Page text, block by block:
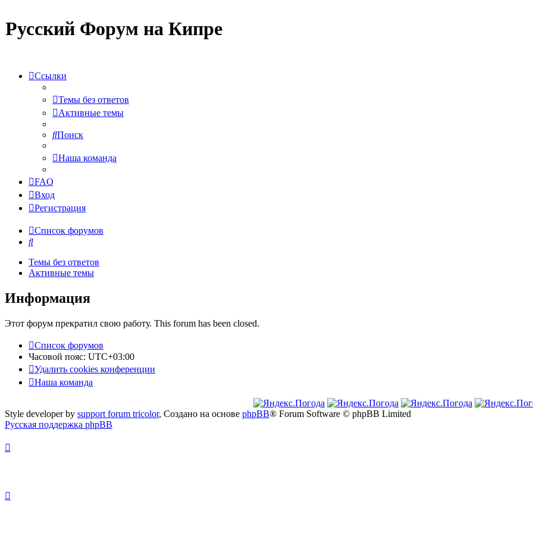
Русский Форум на Кипре
Ссылки
Темы без ответов
Активные темы
Поиск
Наша команда
FAQ
Вход
Регистрация
Список форумов
Поиск
Темы без ответов
Активные темы
Информация
Этот форум прекратил свою работу. This forum has been closed.
Список форумов
Часовой пояс: UTC+03:00
Удалить cookies конференции
Наша команда
Style developer by support forum tricolor, Создано на основе phpBB® Forum Software © phpBB Limited
Русская поддержка phpBB